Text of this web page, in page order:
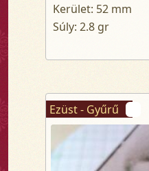
Kerület: 52 mm
Súly: 2.8 gr
Ezüst - Gyűrű